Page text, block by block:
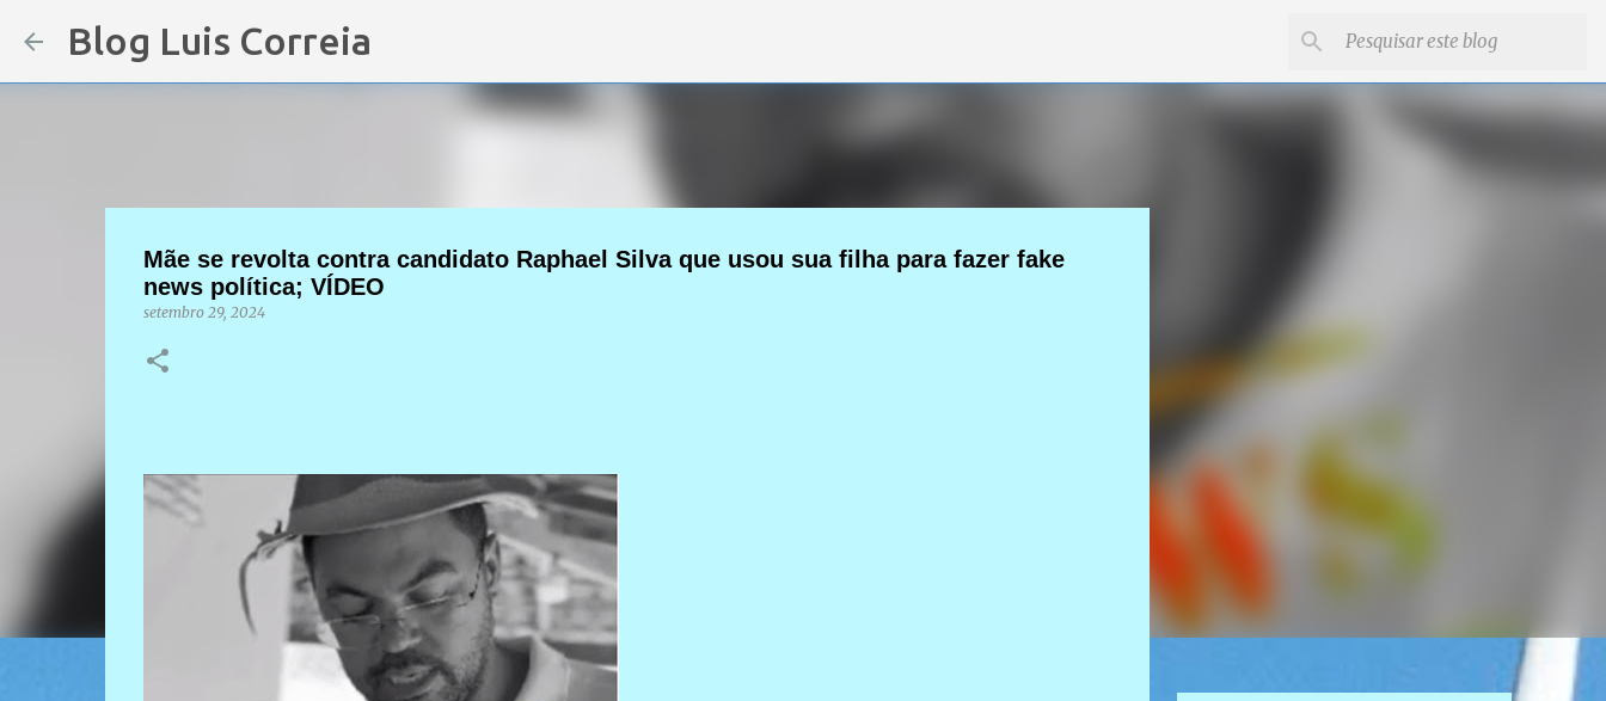
Blog Luis Correia
Mãe se revolta contra candidato Raphael Silva que usou sua filha para fazer fake
news política; VÍDEO
setembro 29, 2024